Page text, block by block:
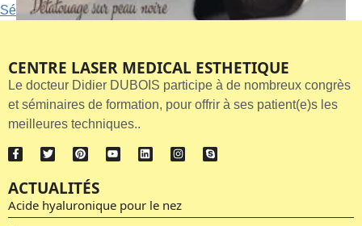
Détatouage sur peau noire
Séances de détatouage au laser
CENTRE LASER MEDICAL ESTHETIQUE
Le docteur Didier DUBOIS participe à de nombreux congrès
et séminaires de formation, pour offrir à ses patient(e)s les
meilleures techniques..
ACTUALITÉS
Acide hyaluronique pour le nez